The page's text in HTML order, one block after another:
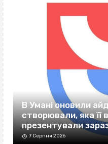
В Умані оновили
створювали, яка її
презентували
7 Серпня 2026